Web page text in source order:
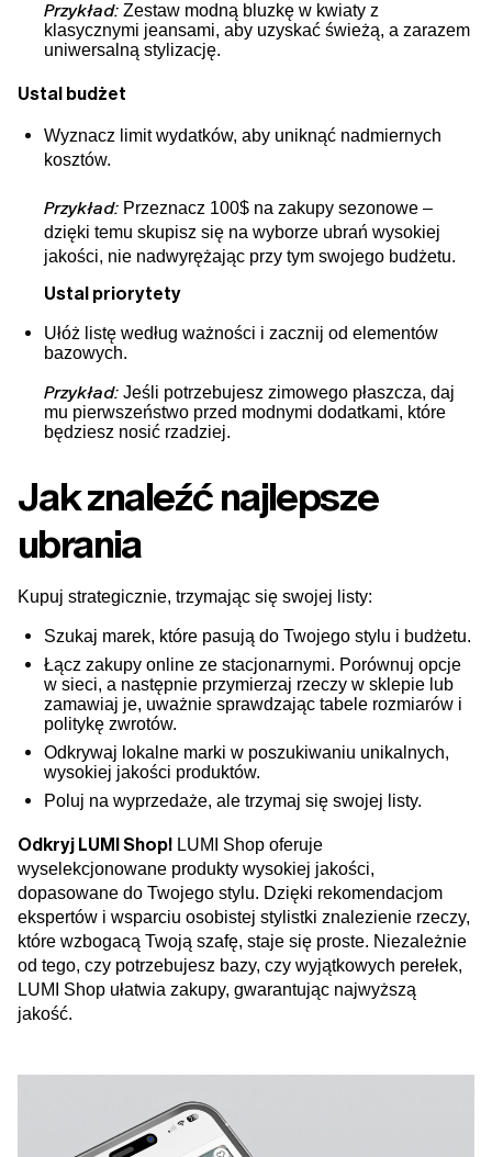
Przykład: Zestaw modną bluzkę w kwiaty z
klasycznymi jeansami, aby uzyskać świeżą, a zarazem
uniwersalną stylizację.
Ustal budżet
Wyznacz limit wydatków, aby uniknąć nadmiernych
kosztów.
Przykład: Przeznacz 100$ na zakupy sezonowe –
dzięki temu skupisz się na wyborze ubrań wysokiej
jakości, nie nadwyrężając przy tym swojego budżetu.
Ustal priorytety
Ułóż listę według ważności i zacznij od elementów
bazowych.
Przykład: Jeśli potrzebujesz zimowego płaszcza, daj
mu pierwszeństwo przed modnymi dodatkami, które
będziesz nosić rzadziej.
Jak znaleźć najlepsze
ubrania
Kupuj strategicznie, trzymając się swojej listy:
Szukaj marek, które pasują do Twojego stylu i budżetu.
Łącz zakupy online ze stacjonarnymi. Porównuj opcje
w sieci, a następnie przymierzaj rzeczy w sklepie lub
zamawiaj je, uważnie sprawdzając tabele rozmiarów i
politykę zwrotów.
Odkrywaj lokalne marki w poszukiwaniu unikalnych,
wysokiej jakości produktów.
Poluj na wyprzedaże, ale trzymaj się swojej listy.
Odkryj LUMI Shop! LUMI Shop oferuje
wyselekcjonowane produkty wysokiej jakości,
dopasowane do Twojego stylu. Dzięki rekomendacjom
ekspertów i wsparciu osobistej stylistki znalezienie rzeczy,
które wzbogacą Twoją szafę, staje się proste. Niezależnie
od tego, czy potrzebujesz bazy, czy wyjątkowych perełek,
LUMI Shop ułatwia zakupy, gwarantując najwyższą
jakość.